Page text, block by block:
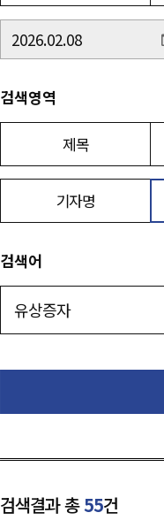
검색영역
제목
기자명
검색어
검색결과 총55건